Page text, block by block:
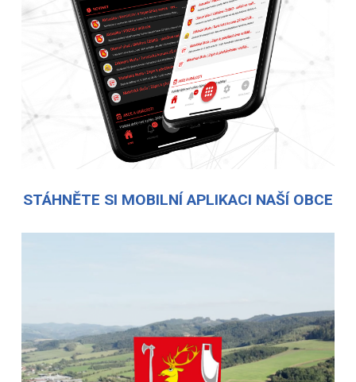
STÁHNĚTE SI MOBILNÍ APLIKACI NAŠÍ OBCE